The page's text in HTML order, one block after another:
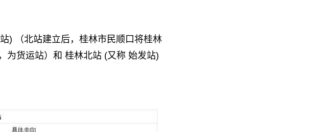
) （北站建立后，桂林市民顺口将桂林
为货运站）和 桂林北站 (又称 始发站)